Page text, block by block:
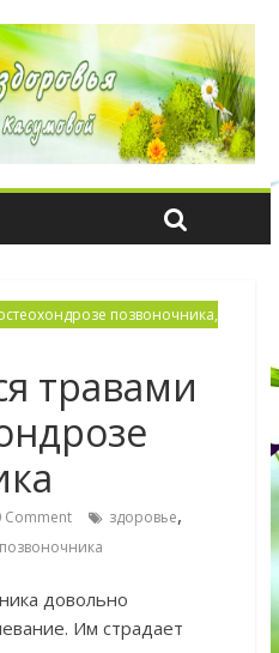
позвоночника,
травами
Comment здоровье,
довольно
Им страдает